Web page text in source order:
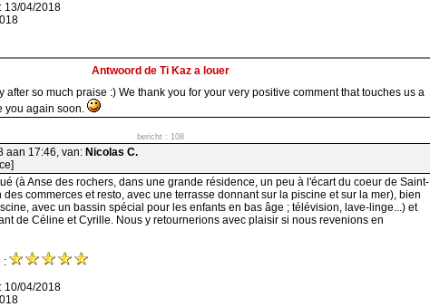
13/04/2018
Antwoord de Ti Kaz a louer
after so much praise :) We thank you for your very positive comment that touches us a
you again soon.
bericht : 108
aan 17:46, van: Nicolas C.
(à Anse des rochers, dans une grande résidence, un peu à l'écart du coeur de Saint-
des commerces et resto, avec une terrasse donnant sur la piscine et sur la mer), bien
avec un bassin spécial pour les enfants en bas âge ; télévision, lave-linge...) et
de Céline et Cyrille. Nous y retournerions avec plaisir si nous revenions en
:
10/04/2018